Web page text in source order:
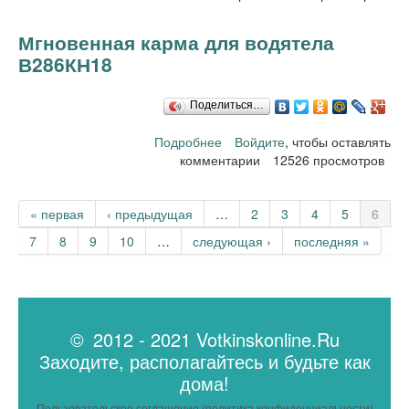
Мгновенная карма для водятела
В286КН18
Поделиться…
Подробнее
о Мгновенная карма для
водятела В286КН18
Войдите, чтобы оставлять
комментарии
12526 просмотров
Страницы
« первая ‹ предыдущая … 2 3 4 5
6
7
8 9 10 … следующая › последняя »
© 2012 - 2021 Votkinskonline.Ru
Заходите, располагайтесь и будьте как
дома!